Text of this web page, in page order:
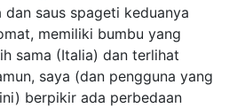
dan saus spageti keduanya
memiliki bumbu yang
sama (Italia) dan terlihat
saya (dan pengguna yang
berpikir ada perbedaan